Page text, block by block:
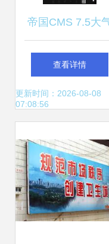
帝国CMS 7.5大
高科技感企业网站
模板 开启自适应建
查看详情
更新时间：2026-08-08
07:08:56